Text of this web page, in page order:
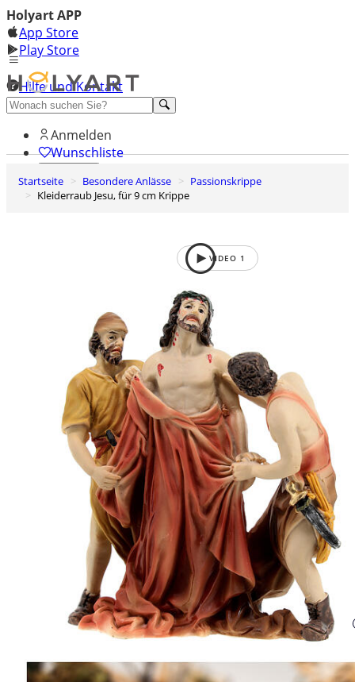
Holyart APP
App Store
Play Store
Hilfe und Kontakt
Entdecken Sie Premium
Anmelden
Wunschliste
0
Warenkorb
Startseite Besondere Anlässe
Passionskrippe
Kleiderraub Jesu, für 9 cm Krippe
VIDEO 1